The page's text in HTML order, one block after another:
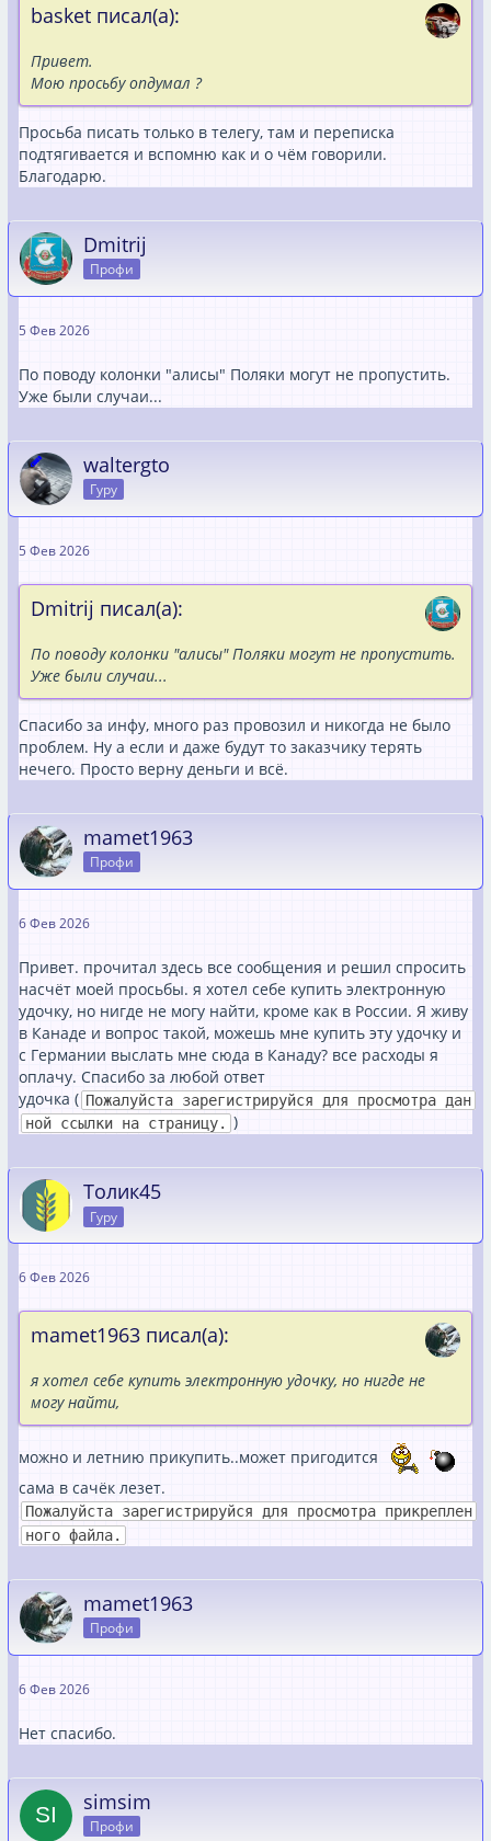
basket писал(а):
Привет.
Мою просьбу опдумал ?
Просьба писать только в телегу, там и переписка
подтягивается и вспомню как и о чём говорили.
Благодарю.
Dmitrij
Профи
5 Фев 2026
По поводу колонки "алисы" Поляки могут не пропустить.
Уже были случаи...
waltergto
Гуру
5 Фев 2026
Dmitrij писал(а):
По поводу колонки "алисы" Поляки могут не пропустить.
Уже были случаи...
Спасибо за инфу, много раз провозил и никогда не было
проблем. Ну а если и даже будут то заказчику терять
нечего. Просто верну деньги и всё.
mamet1963
Профи
6 Фев 2026
Привет. прочитал здесь все сообщения и решил спросить
насчёт моей просьбы. я хотел себе купить электронную
удочку, но нигде не могу найти, кроме как в России. Я живу
в Канаде и вопрос такой, можешь мне купить эту удочку и
с Германии выслать мне сюда в Канаду? все расходы я
оплачу. Спасибо за любой ответ
удочка ( Пожалуйста зарегистрируйся для просмотра дан
ной ссылки на страницу. )
Толик45
Гуру
6 Фев 2026
mamet1963 писал(а):
я хотел себе купить электронную удочку, но нигде не
могу найти,
можно и летнию прикупить..может пригодится
сама в сачёк лезет.
Пожалуйста зарегистрируйся для просмотра прикреплен
ного файла.
mamet1963
Профи
6 Фев 2026
Нет спасибо.
simsim
Профи